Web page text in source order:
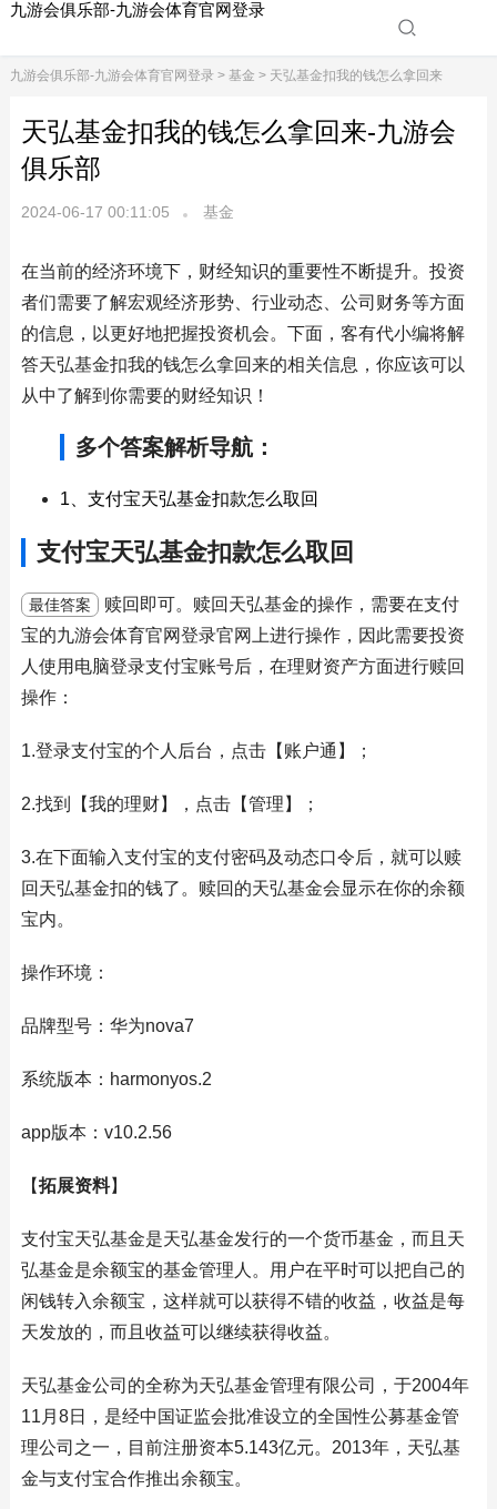
九游会俱乐部-九游会体育官网登录
九游会俱乐部-九游会体育官网登录> 基金 > 天弘基金扣我的钱怎么拿回来
天弘基金扣我的钱怎么拿回来-九游会
俱乐部
2024-06-17 00:11:05 基金
在当前的经济环境下，财经知识的重要性不断提升。投资
者们需要了解宏观经济形势、行业动态、公司财务等方面
的信息，以更好地把握投资机会。下面，客有代小编将解
答天弘基金扣我的钱怎么拿回来的相关信息，你应该可以
从中了解到你需要的财经知识！
多个答案解析导航：
1、支付宝天弘基金扣款怎么取回
支付宝天弘基金扣款怎么取回
最佳答案
赎回即可。赎回天弘基金的操作，需要在支付
宝的九游会体育官网登录官网上进行操作，因此需要投资
人使用电脑登录支付宝账号后，在理财资产方面进行赎回
操作：
1.登录支付宝的个人后台，点击【账户通】；
2.找到【我的理财】，点击【管理】；
3.在下面输入支付宝的支付密码及动态口令后，就可以赎
回天弘基金扣的钱了。赎回的天弘基金会显示在你的余额
宝内。
操作环境：
品牌型号：华为nova7
系统版本：harmonyos.2
app版本：v10.2.56
【拓展资料】
支付宝天弘基金是天弘基金发行的一个货币基金，而且天
弘基金是余额宝的基金管理人。用户在平时可以把自己的
闲钱转入余额宝，这样就可以获得不错的收益，收益是每
天发放的，而且收益可以继续获得收益。
天弘基金公司的全称为天弘基金管理有限公司，于2004年
11月8日，是经中国证监会批准设立的全国性公募基金管
理公司之一，目前注册资本5.143亿元。2013年，天弘基
金与支付宝合作推出余额宝。